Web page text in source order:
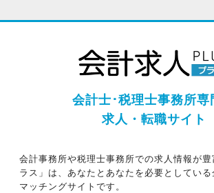
会計士･税理士事務所専
求人・転職サイト
会計事務所や税理士事務所での求人情報が
ラス」は、あなたとあなたを必要としている
マッチングサイトです。